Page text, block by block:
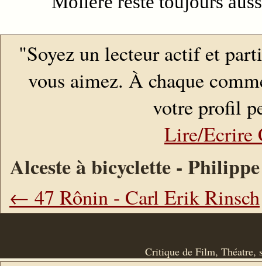
"Soyez un lecteur actif et
vous aimez. À chaque
votre profil
Lire/Ecrire
Alceste à bicyclette -
← 47 Rônin - Carl Erik Rinsch
Critique de Film, Théatre,